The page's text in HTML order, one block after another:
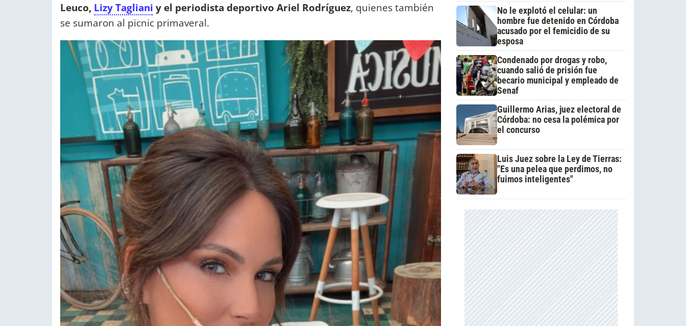
Leuco, Lizy Tagliani y el periodista deportivo Ariel Rodríguez, quienes también
se sumaron al picnic primaveral.
No le explotó el celular: un
hombre fue detenido en Córdoba
acusado por el femicidio de su
esposa
Condenado por drogas y robo,
cuando salió de prisión fue
becario municipal y empleado de
Senaf
Guillermo Arias, juez electoral de
Córdoba: no cesa la polémica por
el concurso
Luis Juez sobre la Ley de Tierras:
"Es una pelea que perdimos, no
fuimos inteligentes"